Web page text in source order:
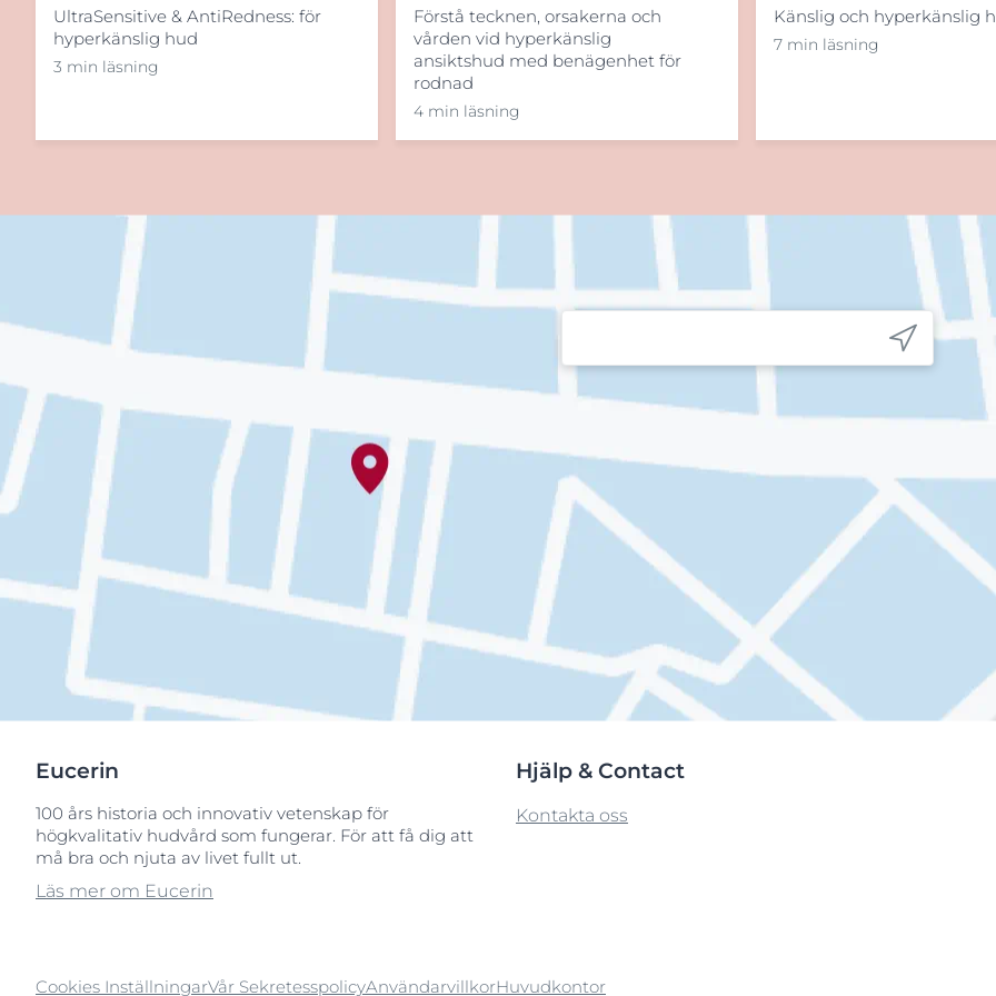
UltraSensitive & AntiRedness: för
hyperkänslig hud
3 min läsning
Förstå tecknen, orsakerna och
vården vid hyperkänslig
ansiktshud med benägenhet för
rodnad
4 min läsning
Känslig och hyperkänslig
7 min läsning
Eucerin
100 års historia och innovativ vetenskap för
högkvalitativ hudvård som fungerar. För att få dig att
må bra och njuta av livet fullt ut.
Läs mer om Eucerin
Hjälp & Contact
Kontakta oss
Cookies InställningarVår SekretesspolicyAnvändarvillkorHuvudkontor